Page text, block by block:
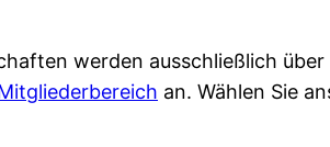
werden ausschließlich
an. Wählen Sie